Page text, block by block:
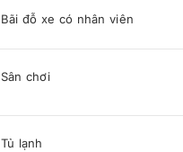
Bãi đỗ xe có nhân viên
Sân chơi
Tủ lạnh